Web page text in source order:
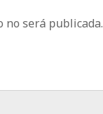
no será publicada.